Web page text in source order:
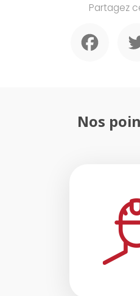
Partagez
Nos